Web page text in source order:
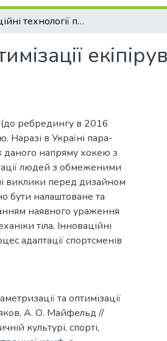
Інноваційні технології параметризації та оптимізації екіпірування для пара-хокею
ребредингу в 2016
в Україні пара-
даного напряму хокею з
людей з обмеженими
виклики перед дизайном
бути налаштоване та
наявного ураження
тіла. Інноваційні
адаптації спортсменів
та оптимізації
А. О. Майфельд //
культурі, спорті,